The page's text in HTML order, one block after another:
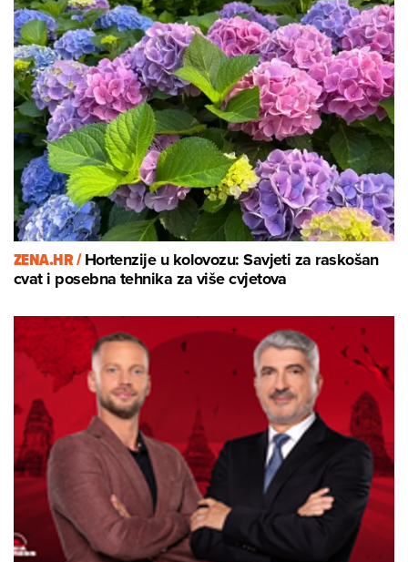
ZENA.HR /Hortenzije u kolovozu: Savjeti za raskošan
cvat i posebna tehnika za više cvjetova